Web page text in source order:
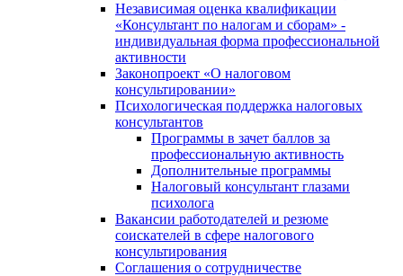
Независимая оценка квалификации
«Консультант по налогам и сборам» -
индивидуальная форма профессиональной
активности
Законопроект «О налоговом
консультировании»
Психологическая поддержка налоговых
консультантов
Программы в зачет баллов за
профессиональную активность
Дополнительные программы
Налоговый консультант глазами
психолога
Вакансии работодателей и резюме
соискателей в сфере налогового
консультирования
Соглашения о сотрудничестве